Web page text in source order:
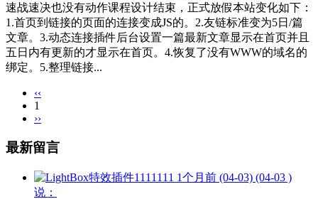
速战速决也没有动作课程设计结束，正式放假本站变化如下：
1.首页到链接的页面的连接变成JS的。2.友链标准变为5日/篇
文章。3.动态连接插件后台设置一篇最新文章显示在首页并且
五日内有更新的才显示在首页。4.恢复了没有WWW的域名的
绑定。5.整理链接...
‹‹
1
››
最新留言
1111111 1个月前 (04-03) (04-03 )
说：